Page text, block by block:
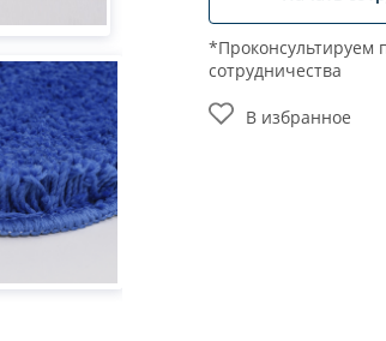
*Проконсультируем
сотрудничества
В избранное